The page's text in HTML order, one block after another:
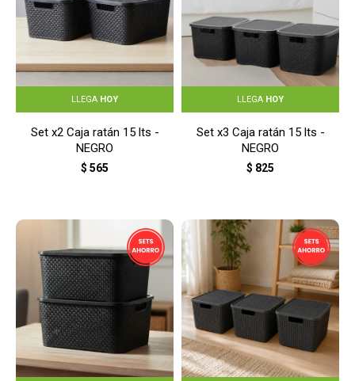
LLEGA HOY
Set x2 Caja ratán 15 lts -
NEGRO
$ 565
LLEGA HOY
Set x3 Caja ratán 15 lts -
NEGRO
$ 825